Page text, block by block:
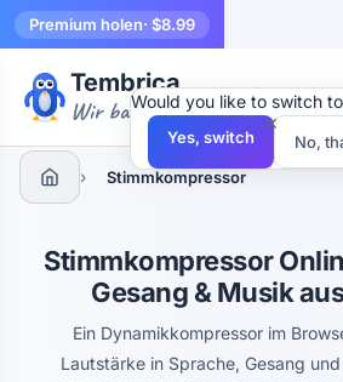
Premium holen· $8.99
Tembrica
Wir bauen Werkzeuge
› Stimmkompressor
Stimmkompressor
Gesang & Musik
Ein Dynamikkompressor im
Lautstärke in Sprache, Gesang
×
Would you like to switch
Yes, switch No,